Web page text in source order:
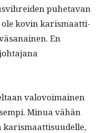
puheta­van
kovin karis­maat­ti­
En
val­ovoimainen
Min­ua vähän